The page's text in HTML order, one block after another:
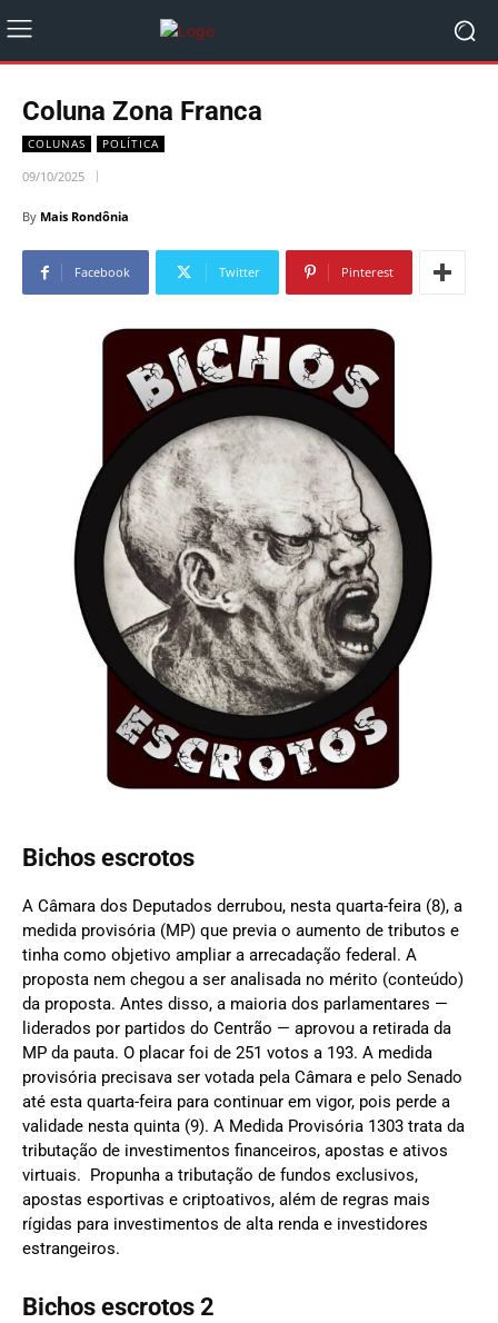
Coluna Zona Franca
COLUNAS POLÍTICA
09/10/2025
By Mais Rondônia
Facebook Twitter Pinterest
Bichos escrotos
A Câmara dos Deputados derrubou, nesta quarta-feira (8), a
medida provisória (MP) que previa o aumento de tributos e
tinha como objetivo ampliar a arrecadação federal. A
proposta nem chegou a ser analisada no mérito (conteúdo)
da proposta. Antes disso, a maioria dos parlamentares —
liderados por partidos do Centrão — aprovou a retirada da
MP da pauta. O placar foi de 251 votos a 193. A medida
provisória precisava ser votada pela Câmara e pelo Senado
até esta quarta-feira para continuar em vigor, pois perde a
validade nesta quinta (9). A Medida Provisória 1303 trata da
tributação de investimentos financeiros, apostas e ativos
virtuais. Propunha a tributação de fundos exclusivos,
apostas esportivas e criptoativos, além de regras mais
rígidas para investimentos de alta renda e investidores
estrangeiros.
Bichos escrotos 2